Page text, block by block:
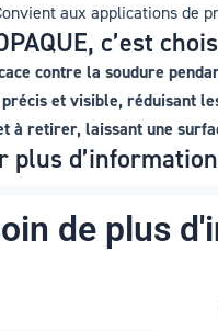
aux applications de
c’est
contre la soudure
précis et visible, réduisant
à retirer, laissant une
plus
de plus